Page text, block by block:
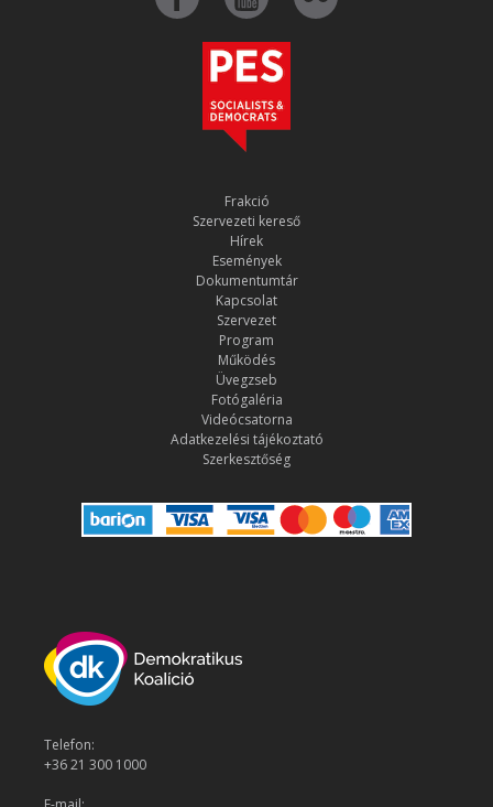
Frakció
Szervezeti kereső
Hírek
Események
Dokumentumtár
Kapcsolat
Szervezet
Program
Működés
Üvegzseb
Fotógaléria
Videócsatorna
Adatkezelési tájékoztató
Szerkesztőség
Telefon:
+36 21 300 1000